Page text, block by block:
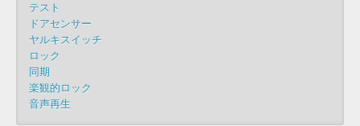
テスト
ドアセンサー
ヤルキスイッチ
ロック
同期
楽観的ロック
音声再生